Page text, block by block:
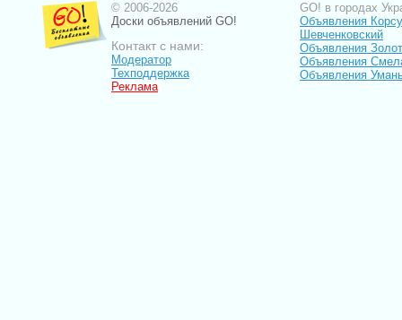
© 2006-2026
Доски объявлений GO!
Контакт с нами:
Модератор
Техподдержка
Реклама
GO! в городах
Объявления
Шевченковский
Объявления
Объявления
Объявления